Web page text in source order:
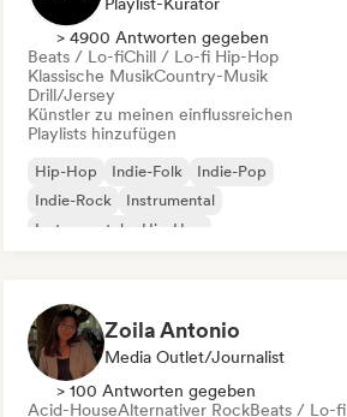
> 4900 Antworten gegeben
Beats / Lo-fiChill / Lo-fi Hip-Hop
Klassische MusikCountry-Musik
Drill/Jersey
Künstler zu meinen einflussreichen
Playlists hinzufügen
Hip-Hop Indie-Folk
Indie-Pop
Indie-Rock
Instrumental
Instrumentaler Hip-Hop
Zoila Antonio
Media Outlet/Journalist
> 100 Antworten gegeben
Acid-HouseAlternativer RockBeats / Lo-fi